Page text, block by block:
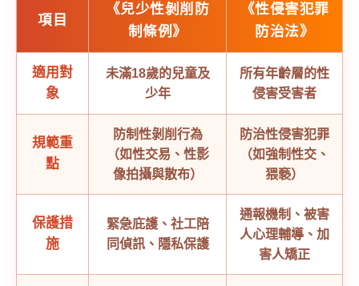
項目
《兒少性剝削防
制條例》
《性侵害犯罪
防治法》
適用對
象
未滿18歲的兒童及
少年
所有年齡層的性
侵害受害者
規範重
點
防制性剝削行為
（如性交易、性影
像拍攝與散布）
防治性侵害犯罪
（如強制性交、
猥褻）
保護措
施
緊急庇護、社工陪
同偵訊、隱私保護
通報機制、被害
人心理輔導、加
害人矯正